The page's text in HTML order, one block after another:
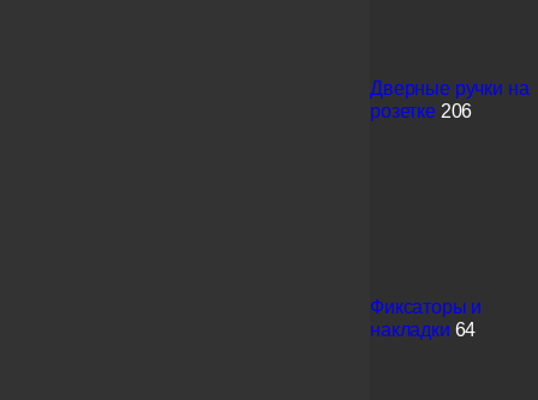
Дверные ручки на
розетке 206
Фиксаторы и
накладки 64